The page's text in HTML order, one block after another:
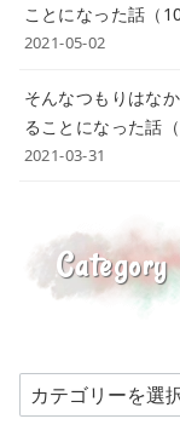
ことになった話（10
2021-05-02
そんなつもりはな
ることになった話（
2021-03-31
Category